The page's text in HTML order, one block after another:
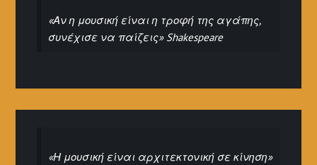
«Αν η μουσική είναι η τροφή της αγάπης,
συνέχισε να παίζεις» Shakespeare
«Η μουσική είναι αρχιτεκτονική σε κίνηση»